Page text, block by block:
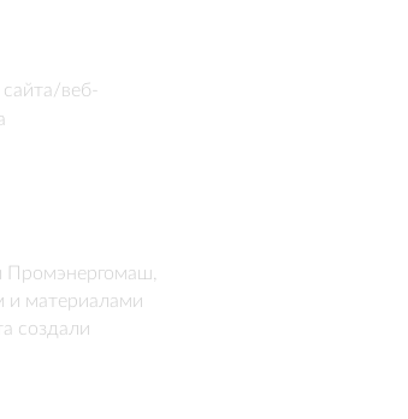
веб-
Промэнергомаш,
и материалами
создали
и навигацию